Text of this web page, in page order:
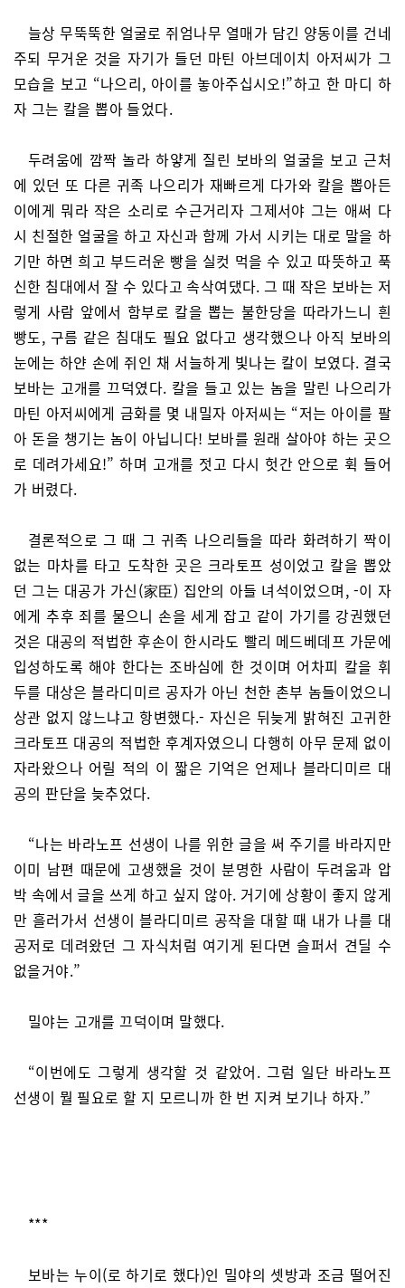
늘상 무뚝뚝한 얼굴로 쥐엄나무 열매가 담긴 양동이를 건네
주되 무거운 것을 자기가 들던 마틴 아브데이치 아저씨가 그
모습을 보고 “나으리, 아이를 놓아주십시오!”하고 한 마디 하
자 그는 칼을 뽑아 들었다.
두려움에 깜짝 놀라 하얗게 질린 보바의 얼굴을 보고 근처
에 있던 또 다른 귀족 나으리가 재빠르게 다가와 칼을 뽑아든
이에게 뭐라 작은 소리로 수근거리자 그제서야 그는 애써 다
시 친절한 얼굴을 하고 자신과 함께 가서 시키는 대로 말을 하
기만 하면 희고 부드러운 빵을 실컷 먹을 수 있고 따뜻하고 푹
신한 침대에서 잘 수 있다고 속삭여댔다. 그 때 작은 보바는 저
렇게 사람 앞에서 함부로 칼을 뽑는 불한당을 따라가느니 흰
빵도, 구름 같은 침대도 필요 없다고 생각했으나 아직 보바의
눈에는 하얀 손에 쥐인 채 서늘하게 빛나는 칼이 보였다. 결국
보바는 고개를 끄덕였다. 칼을 들고 있는 놈을 말린 나으리가
마틴 아저씨에게 금화를 몇 내밀자 아저씨는 “저는 아이를 팔
아 돈을 챙기는 놈이 아닙니다! 보바를 원래 살아야 하는 곳으
로 데려가세요!” 하며 고개를 젓고 다시 헛간 안으로 휙 들어
가 버렸다.
결론적으로 그 때 그 귀족 나으리들을 따라 화려하기 짝이
없는 마차를 타고 도착한 곳은 크라토프 성이었고 칼을 뽑았
던 그는 대공가 가신(家臣) 집안의 아들 녀석이었으며, -이 자
에게 추후 죄를 물으니 손을 세게 잡고 같이 가기를 강권했던
것은 대공의 적법한 후손이 한시라도 빨리 메드베데프 가문에
입성하도록 해야 한다는 조바심에 한 것이며 어차피 칼을 휘
두를 대상은 블라디미르 공자가 아닌 천한 촌부 놈들이었으니
상관 없지 않느냐고 항변했다.- 자신은 뒤늦게 밝혀진 고귀한
크라토프 대공의 적법한 후계자였으니 다행히 아무 문제 없이
자라왔으나 어릴 적의 이 짧은 기억은 언제나 블라디미르 대
공의 판단을 늦추었다.
“나는 바라노프 선생이 나를 위한 글을 써 주기를 바라지만
이미 남편 때문에 고생했을 것이 분명한 사람이 두려움과 압
박 속에서 글을 쓰게 하고 싶지 않아. 거기에 상황이 좋지 않게
만 흘러가서 선생이 블라디미르 공작을 대할 때 내가 나를 대
공저로 데려왔던 그 자식처럼 여기게 된다면 슬퍼서 견딜 수
없을거야.”
밀야는 고개를 끄덕이며 말했다.
“이번에도 그렇게 생각할 것 같았어. 그럼 일단 바라노프
선생이 뭘 필요로 할 지 모르니까 한 번 지켜 보기나 하자.”
***
보바는 누이(로 하기로 했다)인 밀야의 셋방과 조금 떨어진